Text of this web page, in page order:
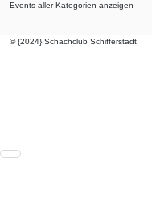
Events aller Kategorien anzeigen
© {2024} Schachclub Schifferstadt